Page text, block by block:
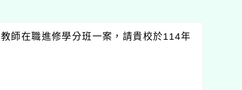
師在職進修學分班一案，請貴校於114年